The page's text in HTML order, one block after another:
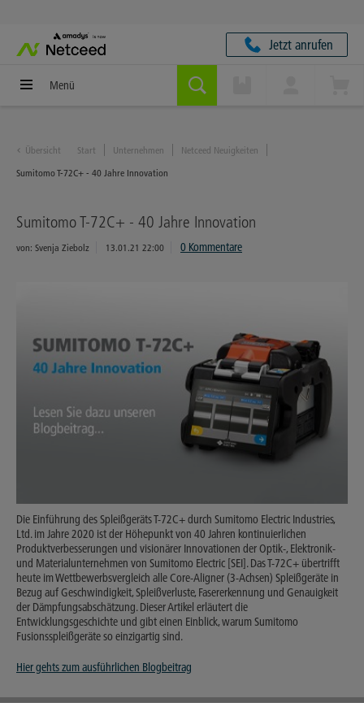
Jetzt anrufen
Menü
Übersicht Start Unternehmen
Netceed Neuigkeiten
Sumitomo T-72C+ - 40 Jahre Innovation
Sumitomo T-72C+ - 40 Jahre Innovation
von: Svenja Ziebolz 13.01.21 22:00 0 Kommentare
Die Einführung des Spleißgeräts T-72C+ durch Sumitomo Electric Industries,
Ltd. im Jahre 2020 ist der Höhepunkt von 40 Jahren kontinuierlichen
Produktverbesserungen und visionärer Innovationen der Optik-, Elektronik-
und Materialunternehmen von Sumitomo Electric [SEI]. Das T-72C+ übertrifft
heute im Wettbewerbsvergleich alle Core-Aligner (3-Achsen) Spleißgeräte in
Bezug auf Geschwindigkeit, Spleißverluste, Fasererkennung und Genauigkeit
der Dämpfungsabschätzung. Dieser Artikel erläutert die
Entwicklungsgeschichte und gibt einen Einblick, warum Sumitomo
Fusionsspleißgeräte so einzigartig sind.
Hier gehts zum ausführlichen Blogbeitrag